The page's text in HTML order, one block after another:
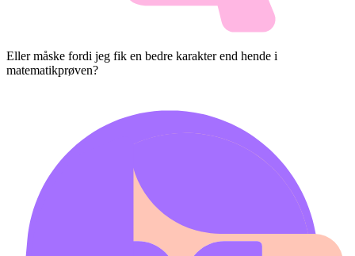
Eller måske fordi jeg fik en bedre karakter end hende i
matematikprøven?